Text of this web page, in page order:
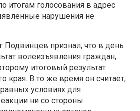
итогам голосования в адрес
нарушения не
Подвинцев признал, что в день
волеизъявления граждан,
итоговый результат
края. В то же время он считает,
условиях для
ни со стороны